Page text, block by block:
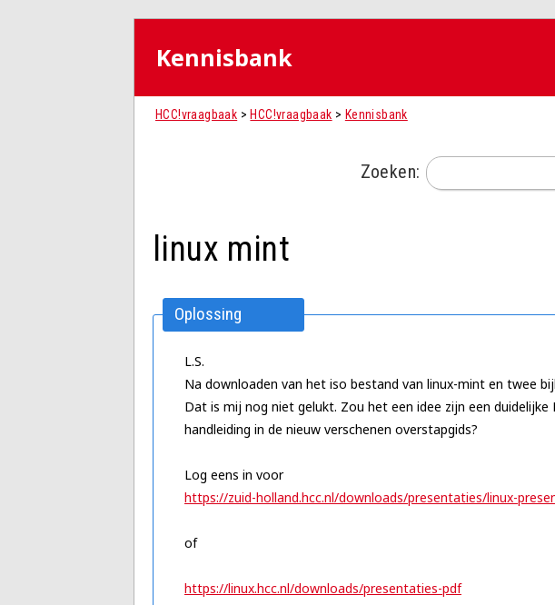
Kennisbank
HCC!vraagbaak > HCC!vraagbaak > Kennisbank
Zoeken:
linux mint
Oplossing
L.S.
Na downloaden van het iso bestand van linux-mint en twee
Dat is mij nog niet gelukt. Zou het een idee zijn een
handleiding in de nieuw verschenen overstapgids?
Log eens in voor
https://zuid-holland.hcc.nl/downloads/presentaties/linux-
of
https://linux.hcc.nl/downloads/presentaties-pdf